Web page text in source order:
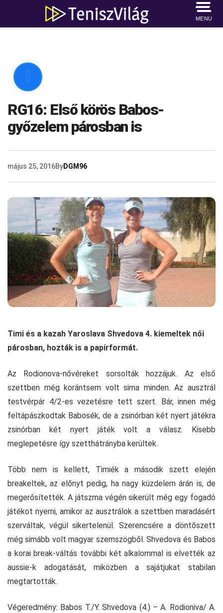
MENU

RG16: Első körös Babos-
győzelem párosban is
május 25, 2016ByDGM96
Timi és a kazah Yaroslava Shvedova 4. kiemeltek női
párosban, hozták is a papírformát.
Az Rodionova-nővéreket sorsolták hozzájuk. Az első
szettben még korántsem volt sima minden. Az ausztrál
testvérpár 4/2-es vezetésre tett szert. Bár, innen még
feltápászkodtak Babosék, de a zsinórban két nyert játékra
zsinórban két nyert játék volt a válasz. Kisebb
meglepetésre így szetthátrányba kerültek.
Több nem is kellett, Timiék a második szett elején
breakeltek, az előnyt pedig, ha nagy küzdelem árán is, de
megerősítették. A játszma végén sikerült még egy fogadó
játékot nyerni, amikor az ausztrálok a szettben maradásért
szerváltak, végül sikertelenül. Szerencsére a döntőszett
még simább volt magyar szemszögből. Shvedova és Babos
a korai break-váltás további két alkalommal is elvették az
aussie-k adogatását, miközben a sajátjukat stabilan
megtartották.
Végeredmény: Babos T./Y. Shvedova (4.) – A. Rodioniva/ A.